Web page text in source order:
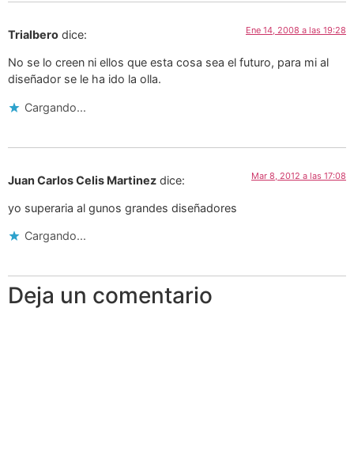
Trialbero dice: Ene 14, 2008 a las 19:28
No se lo creen ni ellos que esta cosa sea el futuro, para mi al
diseñador se le ha ido la olla.
Cargando...
Juan Carlos Celis Martinez dice: Mar 8, 2012 a las 17:08
yo superaria al gunos grandes diseñadores
Cargando...
Deja un comentario